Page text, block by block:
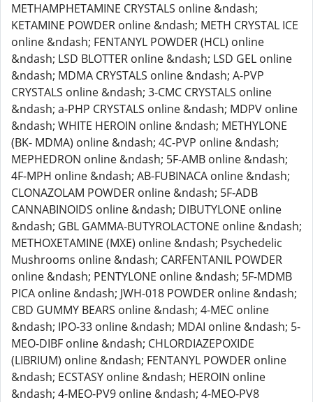
METHAMPHETAMINE CRYSTALS online &ndash;
KETAMINE POWDER online &ndash; METH CRYSTAL ICE
online &ndash; FENTANYL POWDER (HCL) online
&ndash; LSD BLOTTER online &ndash; LSD GEL online
&ndash; MDMA CRYSTALS online &ndash; A-PVP
CRYSTALS online &ndash; 3-CMC CRYSTALS online
&ndash; a-PHP CRYSTALS online &ndash; MDPV online
&ndash; WHITE HEROIN online &ndash; METHYLONE
(BK- MDMA) online &ndash; 4C-PVP online &ndash;
MEPHEDRON online &ndash; 5F-AMB online &ndash;
4F-MPH online &ndash; AB-FUBINACA online &ndash;
CLONAZOLAM POWDER online &ndash; 5F-ADB
CANNABINOIDS online &ndash; DIBUTYLONE online
&ndash; GBL GAMMA-BUTYROLACTONE online &ndash;
METHOXETAMINE (MXE) online &ndash; Psychedelic
Mushrooms online &ndash; CARFENTANIL POWDER
online &ndash; PENTYLONE online &ndash; 5F-MDMB
PICA online &ndash; JWH-018 POWDER online &ndash;
CBD GUMMY BEARS online &ndash; 4-MEC online
&ndash; IPO-33 online &ndash; MDAI online &ndash; 5-
MEO-DIBF online &ndash; CHLORDIAZEPOXIDE
(LIBRIUM) online &ndash; FENTANYL POWDER online
&ndash; ECSTASY online &ndash; HEROIN online
&ndash; 4-MEO-PV9 online &ndash; 4-MEO-PV8